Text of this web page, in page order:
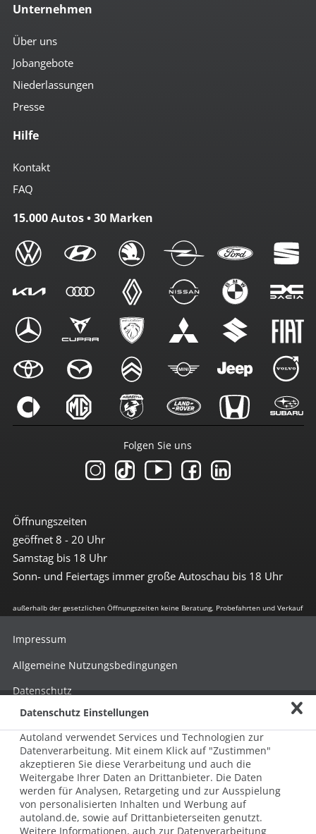
Unternehmen
Über uns
Jobangebote
Niederlassungen
Presse
Hilfe
Kontakt
FAQ
15.000 Autos • 30 Marken
Öffnungszeiten
geöffnet 8 - 20 Uhr
Samstag bis 18 Uhr
Sonn- und Feiertags immer große Autoschau bis 18 Uhr
Folgen Sie uns
außerhalb der gesetzlichen Öffnungszeiten keine Beratung, Probefahrten und Verkauf
© 2026 AUTOLAND 24 SE & Co. Betriebs KG
Werner-von-Siemens-Str. 2, 06796 Brehna, Deutschland
Impressum
Allgemeine Nutzungsbedingungen
Datenschutz
Hinweisgebersystem nach HinSchG
Beschwerde nach LkSG
Grundsatzerklärung zum LkSG
Datenschutz Einstellungen
Autoland verwendet Services und Technologien zur
Datenverarbeitung. Mit einem Klick auf "Zustimmen"
akzeptieren Sie diese Verarbeitung und auch die
Weitergabe Ihrer Daten an Drittanbieter. Die Daten
werden für Analysen, Retargeting und zur Ausspielung
von personalisierten Inhalten und Werbung auf
autoland.de, sowie auf Drittanbieterseiten genutzt.
Weitere Informationen, auch zur Datenverarbeitung